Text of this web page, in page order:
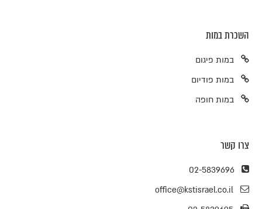
השכרת במות
במות פיגום
במות פודיום
במות חופה
צרו קשר
02-5839696
office@kstisrael.co.il